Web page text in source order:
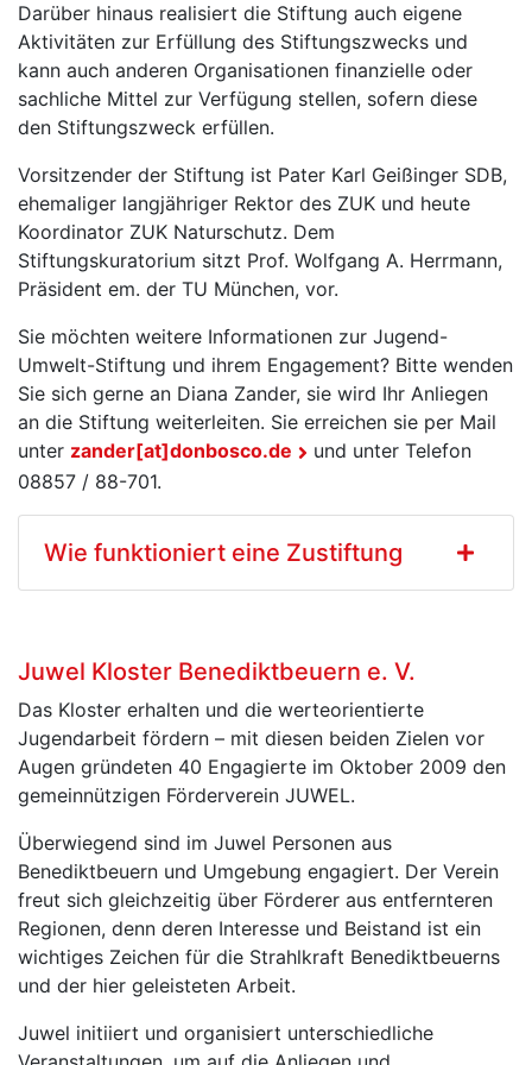
Darüber hinaus realisiert die Stiftung auch eigene
Aktivitäten zur Erfüllung des Stiftungszwecks und
kann auch anderen Organisationen finanzielle oder
sachliche Mittel zur Verfügung stellen, sofern diese
den Stiftungszweck erfüllen.
Vorsitzender der Stiftung ist Pater Karl Geißinger SDB,
ehemaliger langjähriger Rektor des ZUK und heute
Koordinator ZUK Naturschutz. Dem
Stiftungskuratorium sitzt Prof. Wolfgang A. Herrmann,
Präsident em. der TU München, vor.
Sie möchten weitere Informationen zur Jugend-
Umwelt-Stiftung und ihrem Engagement? Bitte wenden
Sie sich gerne an Diana Zander, sie wird Ihr Anliegen
an die Stiftung weiterleiten. Sie erreichen sie per Mail
unter zander[at]donbosco.de
und unter Telefon
08857 / 88-701.
Wie funktioniert eine Zustiftung
Juwel Kloster Benediktbeuern e. V.
Das Kloster erhalten und die werteorientierte
Jugendarbeit fördern – mit diesen beiden Zielen vor
Augen gründeten 40 Engagierte im Oktober 2009 den
gemeinnützigen Förderverein JUWEL.
Überwiegend sind im Juwel Personen aus
Benediktbeuern und Umgebung engagiert. Der Verein
freut sich gleichzeitig über Förderer aus entfernteren
Regionen, denn deren Interesse und Beistand ist ein
wichtiges Zeichen für die Strahlkraft Benediktbeuerns
und der hier geleisteten Arbeit.
Juwel initiiert und organisiert unterschiedliche